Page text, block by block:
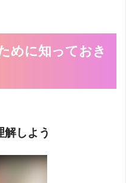
めに知っておき
しよう